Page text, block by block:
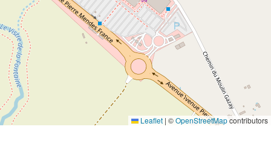
Leaflet | ©OpenStreetMapcontributors